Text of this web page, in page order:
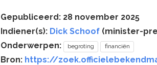
Gepubliceerd: 28 november 2025
Indiener(s): Dick Schoof (minister-
Onderwerpen:
begroting financiën
Bron: https://